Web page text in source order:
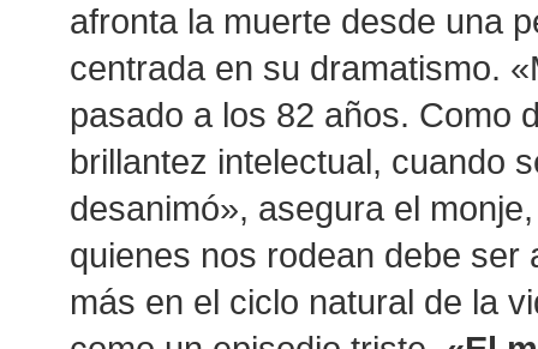
afronta la muerte desde una
centrada en su dramatismo.
pasado a los 82 años. Como
brillantez intelectual, cuando
desanimó», asegura el
quienes nos rodean debe ser
más en el ciclo natural de la